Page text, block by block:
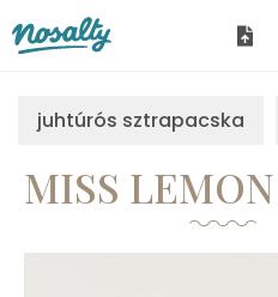
juhtúrós sztrapacska
MISS